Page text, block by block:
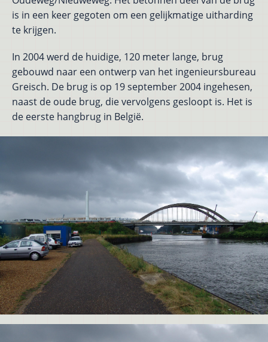
is in een keer gegoten om een gelijkmatige uitharding
te krijgen.
In 2004 werd de huidige, 120 meter lange, brug
gebouwd naar een ontwerp van het ingenieursbureau
Greisch. De brug is op 19 september 2004 ingehesen,
naast de oude brug, die vervolgens gesloopt is. Het is
de eerste hangbrug in België.